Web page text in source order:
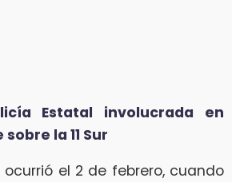
Estatal involucrada en
la 11 Sur
el 2 de febrero, cuando